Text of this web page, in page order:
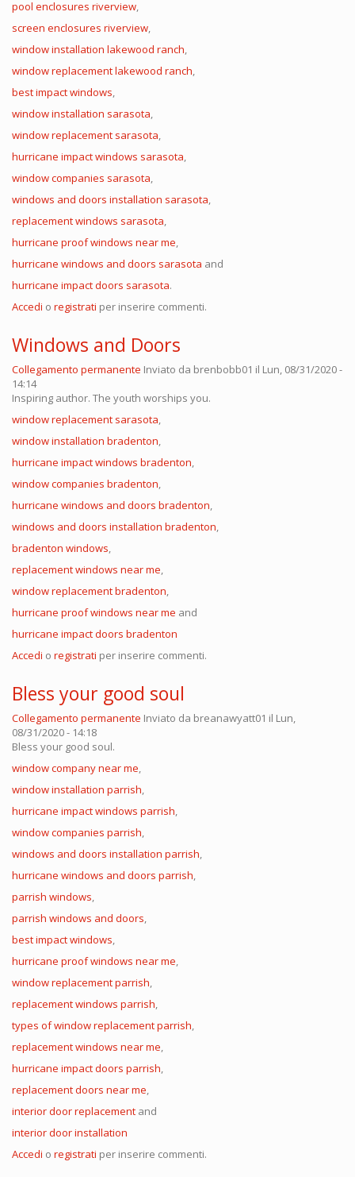
pool enclosures riverview,
screen enclosures riverview,
window installation lakewood ranch,
window replacement lakewood ranch,
best impact windows,
window installation sarasota,
window replacement sarasota,
hurricane impact windows sarasota,
window companies sarasota,
windows and doors installation sarasota,
replacement windows sarasota,
hurricane proof windows near me,
hurricane windows and doors sarasota and
hurricane impact doors sarasota.
Accedi o registrati per inserire commenti.
Windows and Doors
Collegamento permanente Inviato da brenbobb01 il Lun, 08/31/2020 -
14:14
Inspiring author. The youth worships you.
window replacement sarasota,
window installation bradenton,
hurricane impact windows bradenton,
window companies bradenton,
hurricane windows and doors bradenton,
windows and doors installation bradenton,
bradenton windows,
replacement windows near me,
window replacement bradenton,
hurricane proof windows near me and
hurricane impact doors bradenton
Accedi o registrati per inserire commenti.
Bless your good soul
Collegamento permanente Inviato da breanawyatt01 il Lun,
08/31/2020 - 14:18
Bless your good soul.
window company near me,
window installation parrish,
hurricane impact windows parrish,
window companies parrish,
windows and doors installation parrish,
hurricane windows and doors parrish,
parrish windows,
parrish windows and doors,
best impact windows,
hurricane proof windows near me,
window replacement parrish,
replacement windows parrish,
types of window replacement parrish,
replacement windows near me,
hurricane impact doors parrish,
replacement doors near me,
interior door replacement and
interior door installation
Accedi o registrati per inserire commenti.